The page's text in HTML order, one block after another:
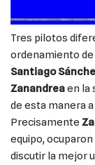
Tres pilotos
ordenamiento de
Santiago
Zanandreaen la
de esta manera
Precisamente
equipo,
discutir la mejor